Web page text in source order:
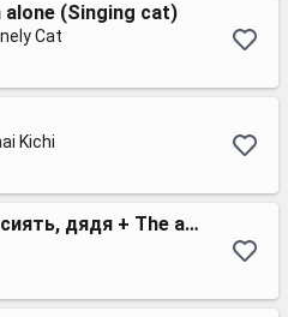
alone (Singing cat)
Cat
Kichi
Заставь меня сиять, дядя + The a la menthe | Тик Ток